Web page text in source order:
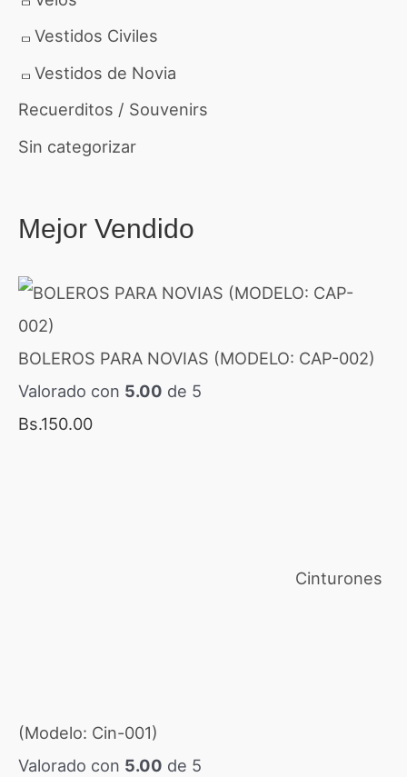
Vestidos Civiles
Vestidos de Novia
Recuerditos / Souvenirs
Sin categorizar
Mejor Vendido
BOLEROS PARA NOVIAS (MODELO: CAP-002)
Valorado con 5.00 de 5
Bs.150.00
Cinturones
(Modelo: Cin-001)
Valorado con 5.00 de 5
e
5
h
s
t